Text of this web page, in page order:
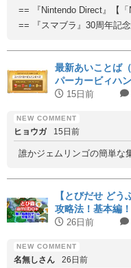
== 『Nintendo Direct』【「
== 『スマブラ』30周年記
最新あいことば
パーカービィハン
15日前
ヒョウガ 15日前
誰かジェムリンゴの簡単な
【とびだせ ど
攻略法！基本編！
26日前
名無しさん 26日前